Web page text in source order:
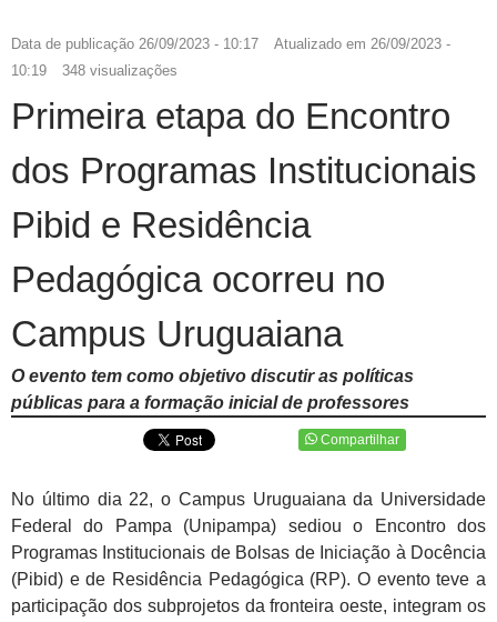
Data de publicação 26/09/2023 - 10:17 Atualizado em 26/09/2023 -
10:19
348 visualizações
Primeira etapa do Encontro
dos Programas Institucionais
Pibid e Residência
Pedagógica ocorreu no
Campus Uruguaiana
O evento tem como objetivo discutir as políticas
públicas para a formação inicial de professores
Compartilhar
No último dia 22, o Campus Uruguaiana da Universidade
Federal do Pampa (Unipampa) sediou o Encontro dos
Programas Institucionais de Bolsas de Iniciação à Docência
(Pibid) e de Residência Pedagógica (RP). O evento teve a
participação dos subprojetos da fronteira oeste, integram os